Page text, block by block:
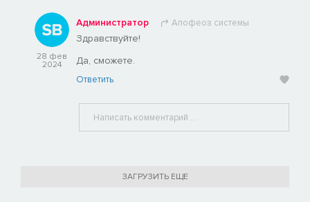
28 фев
2024
Администратор Апофеоз системы
Здравствуйте!
Да, сможете.
Ответить
ЗАГРУЗИТЬ ЕЩЕ